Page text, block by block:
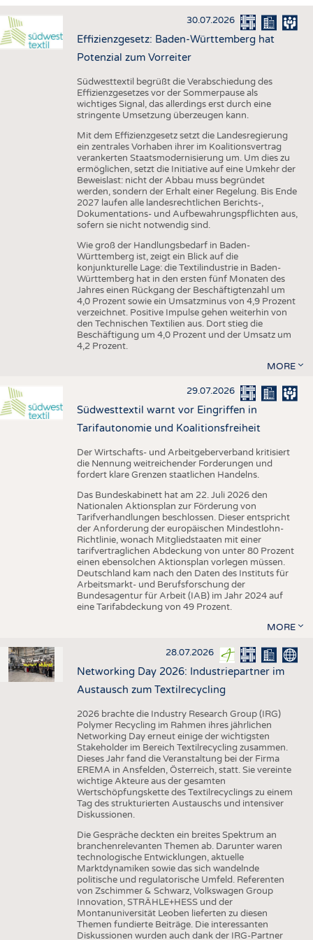
HAUS- UND HEIMTEXTILIEN
BEKLEIDUNG
AUSSCHREIBUNGEN
DTV AUSSCHREIBUNGSDIENST
STATISTICS
ADRESSEN & LINKS
PUBLIKATIONEN
TERMINE
BRANCHENTERMINE
30.07.2026
Effizienzgesetz: Baden-Württemberg hat
Potenzial zum Vorreiter
Südwesttextil begrüßt die Verabschiedung des
Effizienzgesetzes vor der Sommerpause als
wichtiges Signal, das allerdings erst durch eine
stringente Umsetzung überzeugen kann.
Mit dem Effizienzgesetz setzt die Landesregierung
ein zentrales Vorhaben ihrer im Koalitionsvertrag
verankerten Staatsmodernisierung um. Um dies zu
ermöglichen, setzt die Initiative auf eine Umkehr der
Beweislast: nicht der Abbau muss begründet
werden, sondern der Erhalt einer Regelung. Bis Ende
2027 laufen alle landesrechtlichen Berichts-,
Dokumentations- und Aufbewahrungspflichten aus,
sofern sie nicht notwendig sind.
Wie groß der Handlungsbedarf in Baden-
Württemberg ist, zeigt ein Blick auf die
konjunkturelle Lage: die Textilindustrie in Baden-
Württemberg hat in den ersten fünf Monaten des
Jahres einen Rückgang der Beschäftigtenzahl um
4,0 Prozent sowie ein Umsatzminus von 4,9 Prozent
verzeichnet. Positive Impulse gehen weiterhin von
den Technischen Textilien aus. Dort stieg die
Beschäftigung um 4,0 Prozent und der Umsatz um
4,2 Prozent.
MORE
29.07.2026
Südwesttextil warnt vor Eingriffen in
Tarifautonomie und Koalitionsfreiheit
Der Wirtschafts- und Arbeitgeberverband kritisiert
die Nennung weitreichender Forderungen und
fordert klare Grenzen staatlichen Handelns.
Das Bundeskabinett hat am 22. Juli 2026 den
Nationalen Aktionsplan zur Förderung von
Tarifverhandlungen beschlossen. Dieser entspricht
der Anforderung der europäischen Mindestlohn-
Richtlinie, wonach Mitgliedstaaten mit einer
tarifvertraglichen Abdeckung von unter 80 Prozent
einen ebensolchen Aktionsplan vorlegen müssen.
Deutschland kam nach den Daten des Instituts für
Arbeitsmarkt- und Berufsforschung der
Bundesagentur für Arbeit (IAB) im Jahr 2024 auf
eine Tarifabdeckung von 49 Prozent.
MORE
28.07.2026
Networking Day 2026: Industriepartner im
Austausch zum Textilrecycling
2026 brachte die Industry Research Group (IRG)
Polymer Recycling im Rahmen ihres jährlichen
Networking Day erneut einige der wichtigsten
Stakeholder im Bereich Textilrecycling zusammen.
Dieses Jahr fand die Veranstaltung bei der Firma
EREMA in Ansfelden, Österreich, statt. Sie vereinte
wichtige Akteure aus der gesamten
Wertschöpfungskette des Textilrecyclings zu einem
Tag des strukturierten Austauschs und intensiver
Diskussionen.
Die Gespräche deckten ein breites Spektrum an
branchenrelevanten Themen ab. Darunter waren
technologische Entwicklungen, aktuelle
Marktdynamiken sowie das sich wandelnde
politische und regulatorische Umfeld. Referenten
von Zschimmer & Schwarz, Volkswagen Group
Innovation, STRÄHLE+HESS und der
Montanuniversität Leoben lieferten zu diesen
Themen fundierte Beiträge. Die interessanten
Diskussionen wurden auch dank der IRG-Partner